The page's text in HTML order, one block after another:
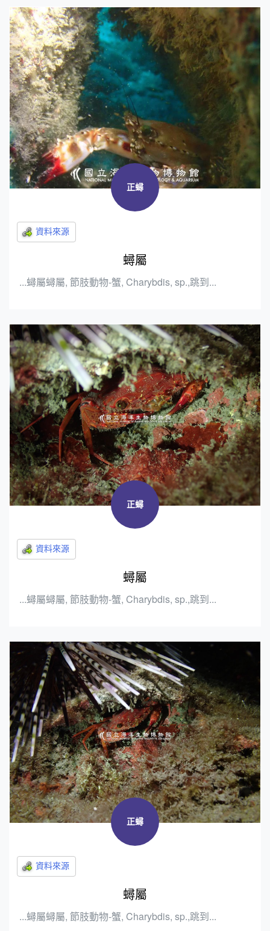
正蟳
蟳屬
...蟳屬蟳屬, 節肢動物-蟹, Charybdis, sp.,跳到...
正蟳
蟳屬
...蟳屬蟳屬, 節肢動物-蟹, Charybdis, sp.,跳到...
正蟳
蟳屬
...蟳屬蟳屬, 節肢動物-蟹, Charybdis, sp.,跳到...